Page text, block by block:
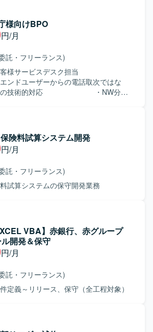
様向けBPO
円/月
託・フリーランス)
様サービスデスク担当
ザーからの電話取次ではな
ドの技術的対応 ・NW分野
作業、 ・不具合調査、入替
を実施 ・SV分野では、
た、一般的な役割のサーバがおおよそ
それらの運用サポートが対
、DHCPやウィルス対策、
イルサーバ等） ※NW・SV担
始めなので、具体的な業務方針は固ま
スにチームで集まる想定
の場合は、現地へ向かう
定
険料試算システム開発
円/月
託・フリーランス)
試算システムの保守開発業務
VBA】赤銀行、赤グループ
開発＆保守
円/月
託・フリーランス)
定義～リリース、保守（全工程対象）